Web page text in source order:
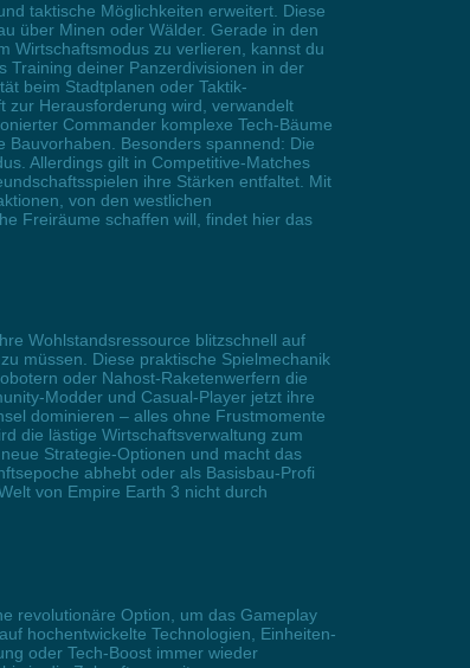
taktische Möglichkeiten erweitert. Diese
über Minen oder Wälder. Gerade in den
Wirtschaftsmodus zu verlieren, kannst du
Training deiner Panzerdivisionen in der
beim Stadtplanen oder Taktik-
zur Herausforderung wird, verwandelt
Commander komplexe Tech-Bäume
Bauvorhaben. Besonders spannend: Die
Allerdings gilt in Competitive-Matches
ihre Stärken entfaltet. Mit
von den westlichen
Freiräume schaffen will, findet hier das
Wohlstandsressource blitzschnell auf
müssen. Diese praktische Spielmechanik
oder Nahost-Raketenwerfern die
Modder und Casual-Player jetzt ihre
dominieren – alles ohne Frustmomente
die lästige Wirtschaftsverwaltung zum
Strategie-Optionen und macht das
abhebt oder als Basisbau-Profi
von Empire Earth 3 nicht durch
revolutionäre Option, um das Gameplay
hochentwickelte Technologien, Einheiten-
oder Tech-Boost immer wieder